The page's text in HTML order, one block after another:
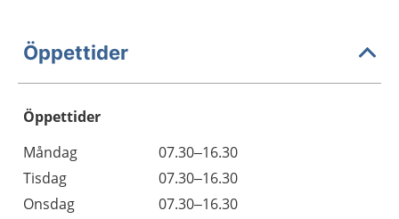
Öppettider
Öppettider
Dag
Öppettider
Kommentarer
Måndag
07.30–16.30
Tisdag
07.30–16.30
Onsdag
07.30–16.30